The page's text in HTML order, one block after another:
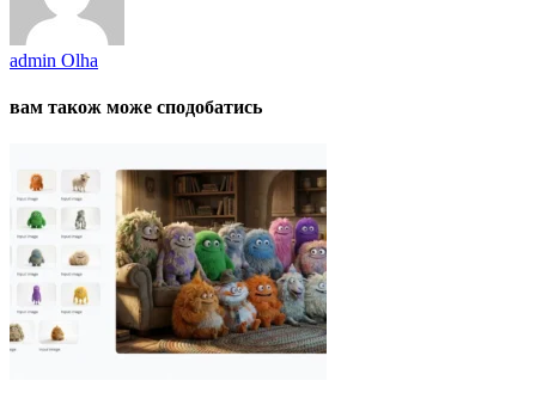
admin Olha
вам також може сподобатись